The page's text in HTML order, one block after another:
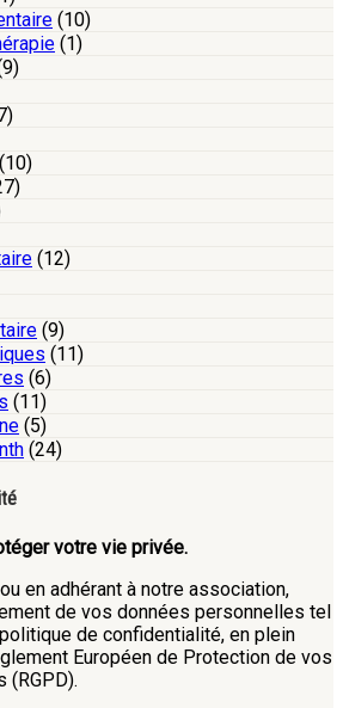
(10)
(1)
(10)
(12)
(9)
(11)
(6)
(11)
(5)
(24)
votre vie privée.
en adhérant à notre association,
de vos données personnelles tel
de confidentialité, en plein
Européen de Protection de vos
(RGPD).